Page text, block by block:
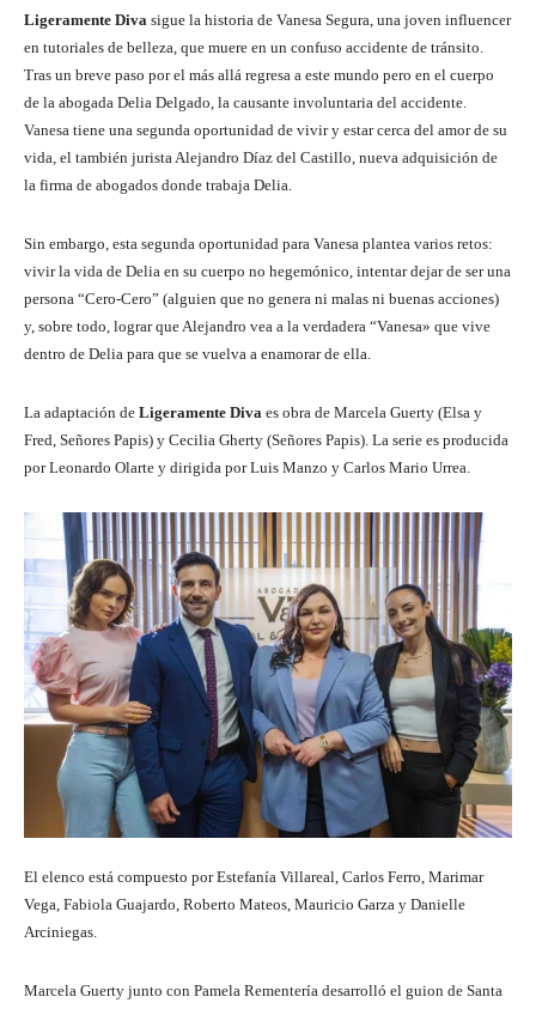
Ligeramente Diva sigue la historia de Vanesa Segura, una joven influencer
en tutoriales de belleza, que muere en un confuso accidente de tránsito.
Tras un breve paso por el más allá regresa a este mundo pero en el cuerpo
de la abogada Delia Delgado, la causante involuntaria del accidente.
Vanesa tiene una segunda oportunidad de vivir y estar cerca del amor de su
vida, el también jurista Alejandro Díaz del Castillo, nueva adquisición de
la firma de abogados donde trabaja Delia.
Sin embargo, esta segunda oportunidad para Vanesa plantea varios retos:
vivir la vida de Delia en su cuerpo no hegemónico, intentar dejar de ser una
persona “Cero-Cero” (alguien que no genera ni malas ni buenas acciones)
y, sobre todo, lograr que Alejandro vea a la verdadera “Vanesa» que vive
dentro de Delia para que se vuelva a enamorar de ella.
La adaptación de Ligeramente Diva es obra de Marcela Guerty (Elsa y
Fred, Señores Papis) y Cecilia Gherty (Señores Papis). La serie es producida
por Leonardo Olarte y dirigida por Luis Manzo y Carlos Mario Urrea.
El elenco está compuesto por Estefanía Villareal, Carlos Ferro, Marimar
Vega, Fabiola Guajardo, Roberto Mateos, Mauricio Garza y Danielle
Arciniegas.
Marcela Guerty junto con Pamela Rementería desarrolló el guion de Santa